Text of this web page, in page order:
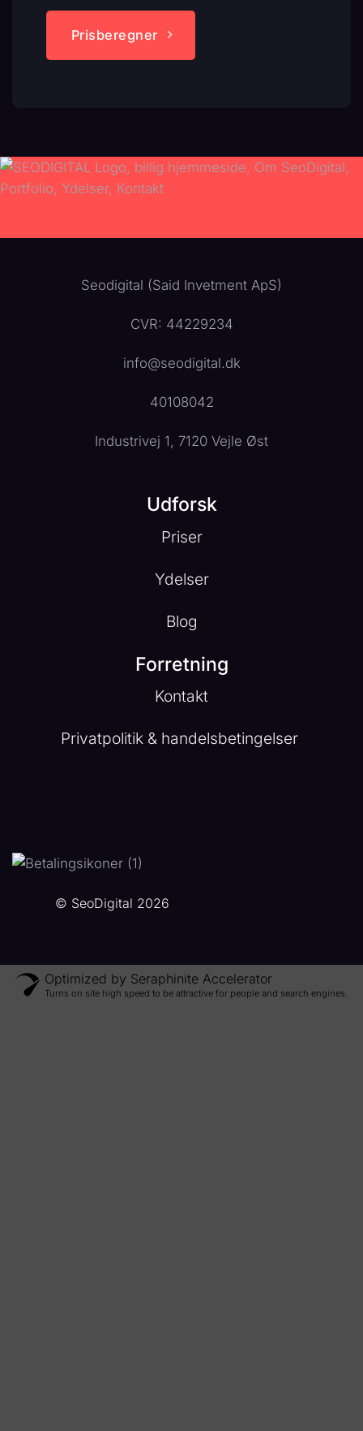
Prisberegner
Seodigital (Said Invetment ApS)
CVR: 44229234
info@seodigital.dk
40108042
Industrivej 1, 7120 Vejle Øst
Udforsk
Priser
Ydelser
Blog
Forretning
Kontakt
Privatpolitik & handelsbetingelser
© SeoDigital 2026
Optimized by Seraphinite Accelerator
Turns on site high speed to be attractive for people and search engines.